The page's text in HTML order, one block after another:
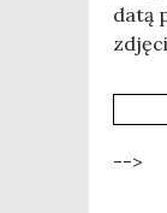
datą
-->